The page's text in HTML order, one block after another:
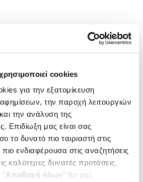
cookies
για την εξατομίκευση
την παροχή λειτουργιών
την ανάλυση της
Επιδίωξη μας είναι σας
το δυνατό πιο ταιριαστή στις
ενδιαφέρουσα στις αναζητήσεις
καλύτερες δυνατές προτάσεις.
Αποδοχή όλων’’ θα μας